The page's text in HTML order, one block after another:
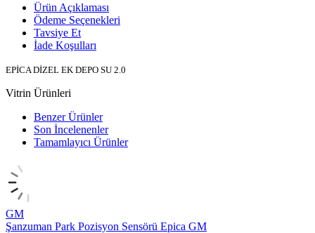
Ürün Açıklaması
Ödeme Seçenekleri
Tavsiye Et
İade Koşulları
EPİCA DİZEL EK DEPO SU 2.0
Vitrin Ürünleri
Benzer Ürünler
Son İncelenenler
Tamamlayıcı Ürünler
GM
Şanzuman Park Pozisyon Sensörü Epica GM